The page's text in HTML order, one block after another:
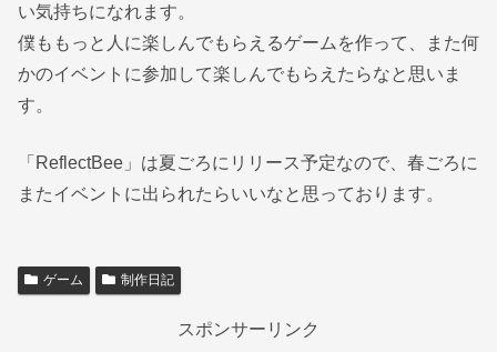
い気持ちになれます。
僕ももっと人に楽しんでもらえるゲームを作って、また何
かのイベントに参加して楽しんでもらえたらなと思いま
す。
「ReflectBee」は夏ごろにリリース予定なので、春ごろに
またイベントに出られたらいいなと思っております。
ゲーム 制作日記
スポンサーリンク